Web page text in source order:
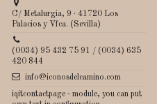
C/ Metalurgia, 9 · 41720 Los
Palacios y Vfca. (Sevilla)
(0034) 95 432 75 91 / (0034) 635
420 844
info@iconosdelcamino.com
iqitcontactpage - module, you can put